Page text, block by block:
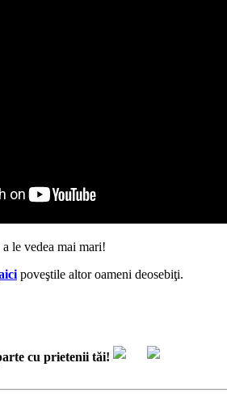
le vedea mai mari!
poveştile altor oameni deosebiţi.
cu prietenii tăi!